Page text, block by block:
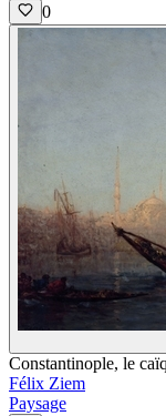
0
Constantinople, le
Félix Ziem
Paysage